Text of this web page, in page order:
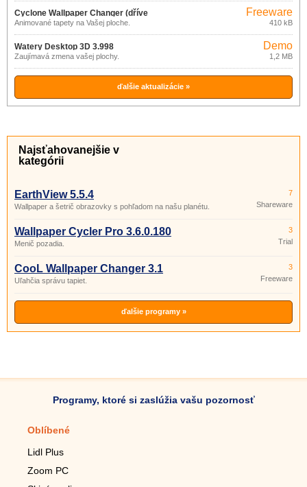
Cyclone Wallpaper Changer (dříve
Desktop Animator) 1.1
Animované tapety na Vašej ploche.
Freeware
410 kB
Watery Desktop 3D 3.998
Zaujímavá zmena vašej plochy.
Demo
1,2 MB
ďalšie aktualizácie »
Najsťahovanejšie v
kategórii
EarthView 5.5.4
Wallpaper a šetrič obrazovky s pohľadom na našu planétu.
7
Shareware
Wallpaper Cycler Pro 3.6.0.180
Menič pozadia.
3
Trial
CooL Wallpaper Changer 3.1
Uľahčia správu tapiet.
3
Freeware
ďalšie programy »
Programy, ktoré si zaslúžia vašu pozornosť
Oblíbené
Lidl Plus
Zoom PC